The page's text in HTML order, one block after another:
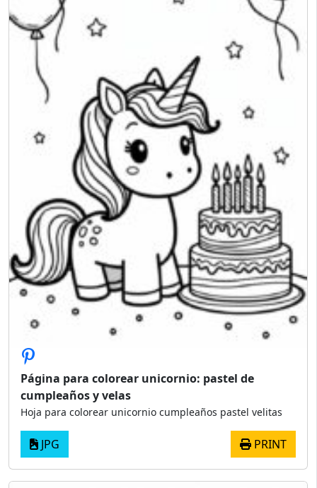
Página para colorear unicornio: pastel de
cumpleaños y velas
Hoja para colorear unicornio cumpleaños pastel velitas
JPG PRINT